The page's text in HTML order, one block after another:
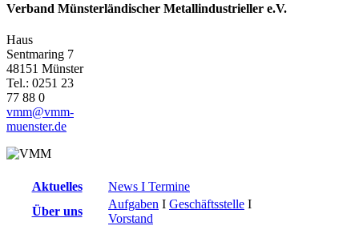
Verband Münsterländischer Metallindustrieller e.V.
Haus
Sentmaring 7
48151 Münster
Tel.: 0251 23
77 88 0
vmm@vmm-
muenster.de
Aktuelles
News I Termine
Über uns
Aufgaben I Geschäftsstelle I
Vorstand